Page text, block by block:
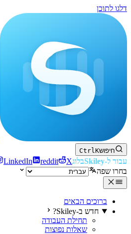
דלגו לתוכן
חיפוש CtrlK
עבור ל-Skiley בלוג LinkedIn reddit
X
בחרו שפה
ברוכים הבאים
חדש ב-Skiley?
תחילת העבודה
שאלות נפוצות